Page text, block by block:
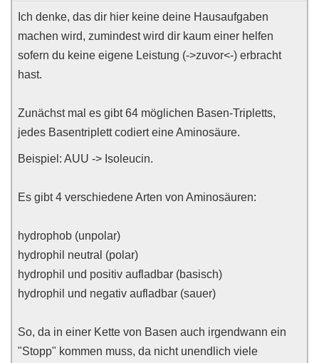
Ich denke, das dir hier keine deine Hausaufgaben
machen wird, zumindest wird dir kaum einer helfen
sofern du keine eigene Leistung (->zuvor<-) erbracht
hast.
Zunächst mal es gibt 64 möglichen Basen-Tripletts,
jedes Basentriplett codiert eine Aminosäure.
Beispiel: AUU -> Isoleucin.
Es gibt 4 verschiedene Arten von Aminosäuren:
hydrophob (unpolar)
hydrophil neutral (polar)
hydrophil und positiv aufladbar (basisch)
hydrophil und negativ aufladbar (sauer)
So, da in einer Kette von Basen auch irgendwann ein
"Stopp" kommen muss, da nicht unendlich viele